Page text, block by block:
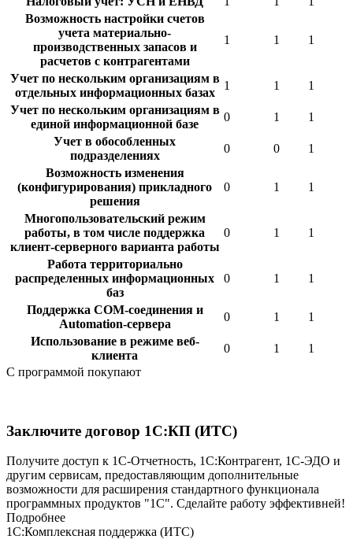
Возможность настройки счетов
учета материально-
производственных запасов и
расчетов с контрагентами
1 1 1
Учет по нескольким организациям в
отдельных информационных базах
1 1
1
Учет по нескольким организациям в
единой информационной базе
0 1
1
Учет в обособленных
подразделениях
0 0
1
Возможность изменения
(конфигурирования) прикладного
решения
0 1 1
Многопользовательский режим
работы, в том числе поддержка
клиент-серверного варианта работы
0 1 1
Работа территориально
распределенных информационных
баз
0 1 1
Поддержка COM-соединения и
Automation-сервера
0 1
1
Использование в режиме веб-
клиента
0 1
1
C программой покупают
Заключите договор 1С:КП (ИТС)
Получите доступ к 1С-Отчетность, 1С:Контрагент, 1С-ЭДО и
другим сервисам, предоставляющим дополнительные
возможности для расширения стандартного функционала
программных продуктов "1С". Сделайте работу эффективней!
Подробнее
1С:Комплексная поддержка (ИТС)